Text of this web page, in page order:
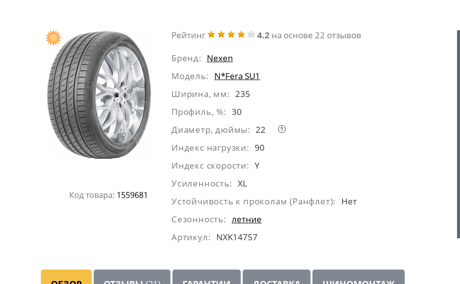
Код товара: 1559681
Рейтинг 4.2 на основе 22 отзывов
Бренд:
Nexen
Модель:
N*Fera SU1
Ширина, мм: 235
Профиль, %: 30
Диаметр, дюймы: 22
Индекс нагрузки:
90
Индекс скорости: Y
Усиленность: XL
Устойчивость к проколам (Ранфлет):
Нет
Сезонность: летние
Артикул:
NXK14757